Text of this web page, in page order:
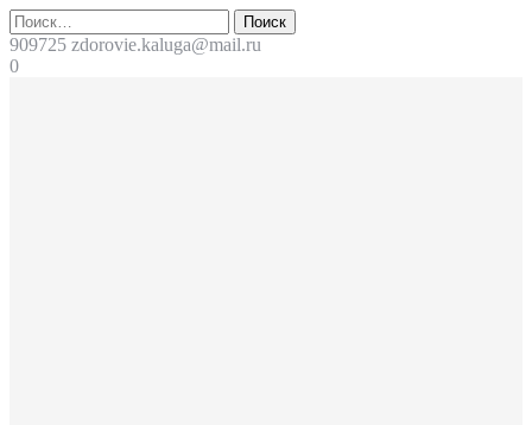
Перейти
к
содержимому
Поиск
909725 zdorovie.kaluga@mail.ru
0